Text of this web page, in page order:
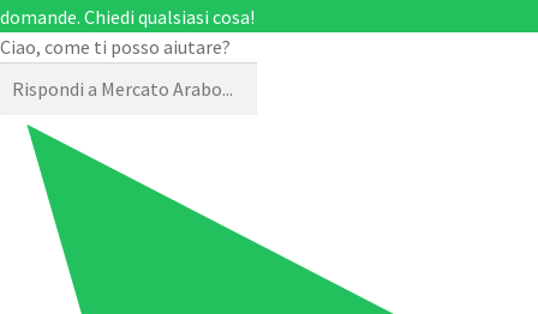
domande. Chiedi qualsiasi cosa!
Ciao, come ti posso aiutare?